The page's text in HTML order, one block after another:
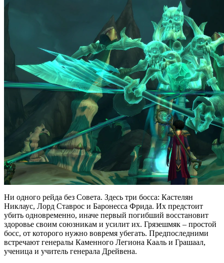
Ни одного рейда без Совета. Здесь три босса: Кастелян
Никлаус, Лорд Ставрос и Баронесса Фрида. Их предстоит
убить одновременно, иначе первый погибший восстановит
здоровье своим союзникам и усилит их. Грязешмяк – простой
босс, от которого нужно вовремя убегать. Предпоследними
встречают генералы Каменного Легиона Кааль и Грашаал,
ученица и учитель генерала Дрейвена.